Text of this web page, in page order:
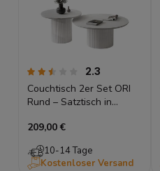
2.3
Couchtisch 2er Set ORI
Rund – Satztisch in
209,00 €
10-14 Tage
Kostenloser Versand